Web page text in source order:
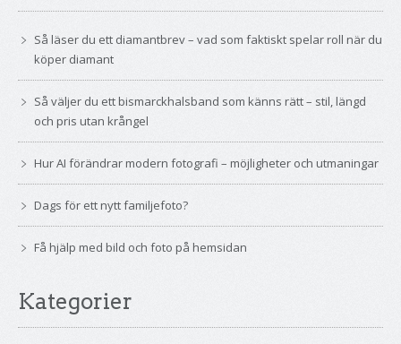
Så läser du ett diamantbrev – vad som faktiskt spelar roll när du
köper diamant
Så väljer du ett bismarckhalsband som känns rätt – stil, längd
och pris utan krångel
Hur AI förändrar modern fotografi – möjligheter och utmaningar
Dags för ett nytt familjefoto?
Få hjälp med bild och foto på hemsidan
Kategorier